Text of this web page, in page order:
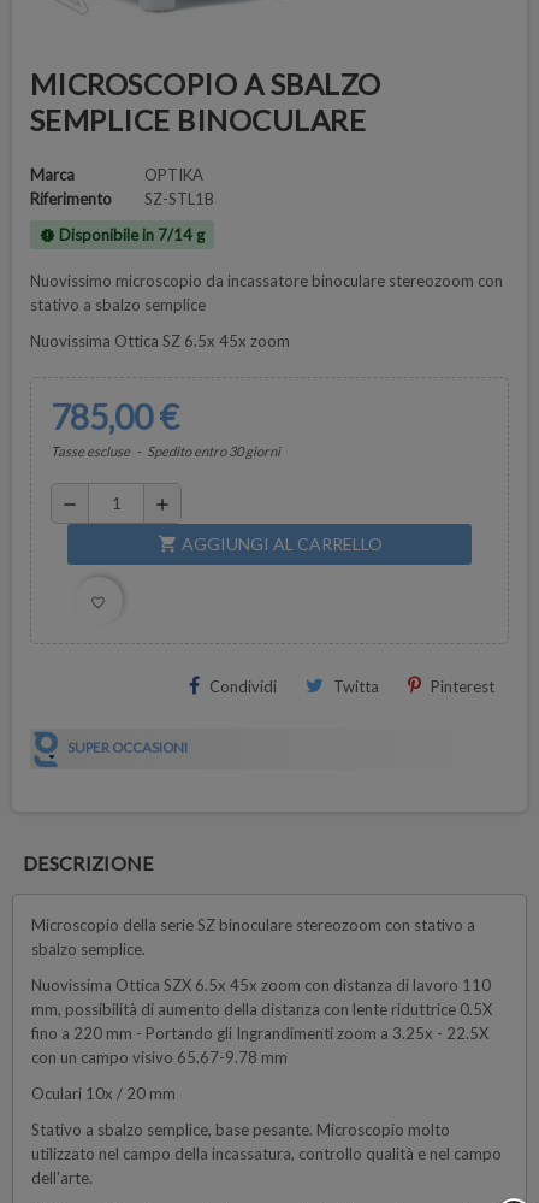
MICROSCOPIO A SBALZO
SEMPLICE BINOCULARE
Marca
OPTIKA
Riferimento
SZ-STL1B
new_releases Disponibile in 7/14 g
Nuovissimo microscopio da incassatore binoculare stereozoom con
stativo a sbalzo semplice
Nuovissima Ottica SZ 6.5x 45x zoom
785,00 €
Tasse escluse Spedito entro 30 giorni
remove add
shopping_cart AGGIUNGI AL CARRELLO
favorite_border
Condividi Twitta Pinterest
SUPER OCCASIONI
DESCRIZIONE
Microscopio della serie SZ binoculare stereozoom con stativo a
sbalzo semplice.
Nuovissima Ottica SZX 6.5x 45x zoom con distanza di lavoro 110
mm, possibilità di aumento della distanza con lente riduttrice 0.5X
fino a 220 mm - Portando gli Ingrandimenti zoom a 3.25x - 22.5X
con un campo visivo 65.67-9.78 mm
Oculari 10x / 20 mm
Stativo a sbalzo semplice, base pesante. Microscopio molto
utilizzato nel campo della incassatura, controllo qualità e nel campo
dell'arte.